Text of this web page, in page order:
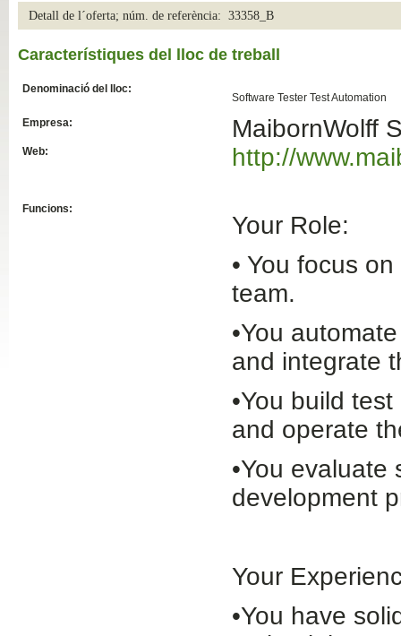
Detall de l´oferta; núm. de referència: 33358_B
Característiques del lloc de treball
Denominació del lloc:
Software Tester Test Automation
Empresa:
MaibornWolff
Web: http://
Funcions:
Your Role:
• You focus
team.
•You
and integrate
•You build
and operate
•You
development
Your
•You have